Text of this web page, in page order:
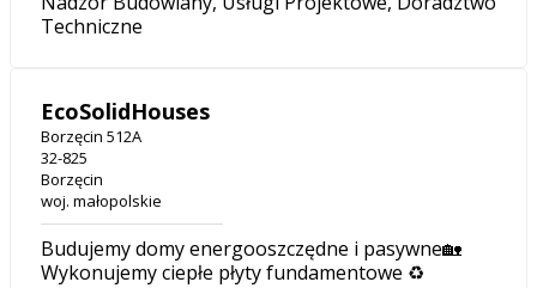
Techniczne
EcoSolidHouses
Borzęcin 512A
32-825
Borzęcin
woj. małopolskie
Budujemy domy energooszczędne i pasywne🏡
Wykonujemy ciepłe płyty fundamentowe ♻️